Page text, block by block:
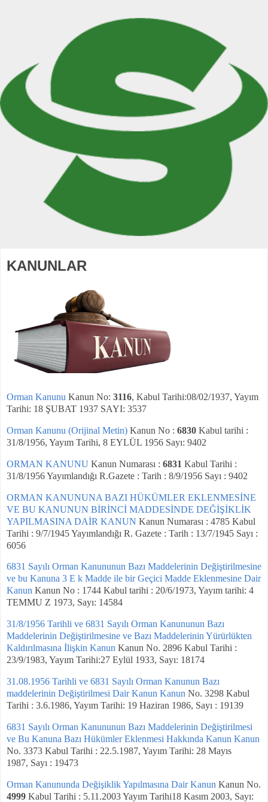
KANUNLAR
Orman Kanunu Kanun No: 3116, Kabul Tarihi:08/02/1937, Yayım
Tarihi: 18 ŞUBAT 1937 SAYI: 3537
Orman Kanunu (Orijinal Metin) Kanun No : 6830 Kabul tarihi :
31/8/1956, Yayım Tarihi, 8 EYLÜL 1956 Sayı: 9402
ORMAN KANUNU Kanun Numarası : 6831 Kabul Tarihi :
31/8/1956 Yayımlandığı R.Gazete : Tarih : 8/9/1956 Sayı : 9402
ORMAN KANUNUNA BAZI HÜKÜMLER EKLENMESİNE
VE BU KANUNUN BİRİNCİ MADDESİNDE DEĞİŞİKLİK
YAPILMASINA DAİR KANUN Kanun Numarası : 4785 Kabul
Tarihi : 9/7/1945 Yayımlandığı R. Gazete : Tarih : 13/7/1945 Sayı :
6056
6831 Sayılı Orman Kanununun Bazı Maddelerinin Değiştirilmesine
ve bu Kanuna 3 E k Madde ile bir Geçici Madde Eklenmesine Dair
Kanun Kanun No : 1744 Kabul tarihi : 20/6/1973, Yayım tarihi: 4
TEMMU Z 1973, Sayı: 14584
31/8/1956 Tarihli ve 6831 Sayılı Orman Kanununun Bazı
Maddelerinin Değiştirilmesine ve Bazı Maddelerinin Yürürlükten
Kaldırılmasına İlişkin Kanun Kanun No. 2896 Kabul Tarihi :
23/9/1983, Yayım Tarihi:27 Eylül 1933, Sayı: 18174
31.08.1956 Tarihli ve 6831 Sayılı Orman Kanunun Bazı
maddelerinin Değiştirilmesi Dair Kanun Kanun No. 3298 Kabul
Tarihi : 3.6.1986, Yayım Tarihi: 19 Haziran 1986, Sayı : 19139
6831 Sayılı Orman Kanununun Bazı Maddelerinin Değiştirilmesi
ve Bu Kanuna Bazı Hükümler Eklenmesi Hakkında Kanun Kanun
No. 3373 Kabul Tarihi : 22.5.1987, Yayım Tarihi: 28 Mayıs
1987, Sayı : 19473
Orman Kanununda Değişiklik Yapılmasına Dair Kanun Kanun No.
4999 Kabul Tarihi : 5.11.2003 Yayım Tarihi18 Kasım 2003, Sayı: